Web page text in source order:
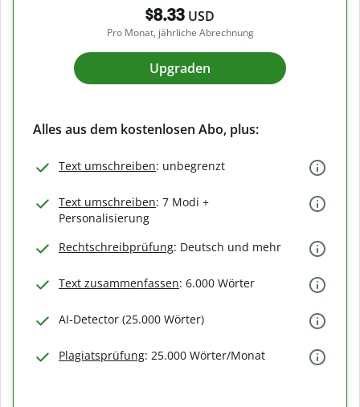
$8.33 USD
Pro Monat, jährliche Abrechnung
Upgraden
Alles aus dem kostenlosen Abo, plus:
Text umschreiben: unbegrenzt
Text umschreiben: 7 Modi +
Personalisierung
Rechtschreibprüfung: Deutsch und mehr
Text zusammenfassen: 6.000 Wörter
AI-Detector (25.000 Wörter)
Plagiatsprüfung: 25.000 Wörter/Monat